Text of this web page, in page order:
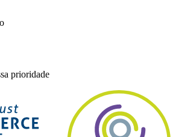
prioridade